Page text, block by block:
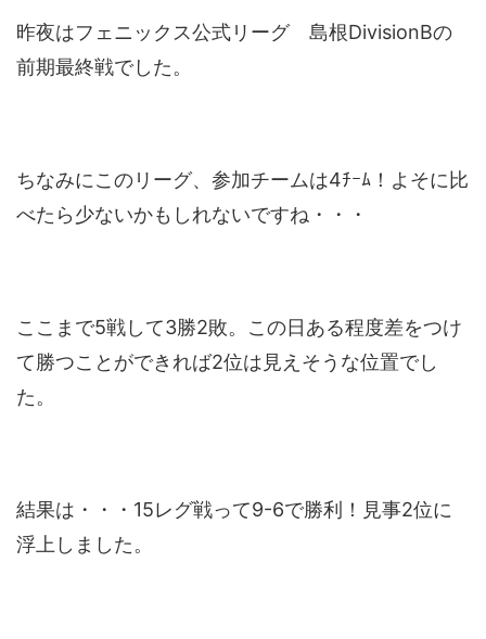
昨夜はフェニックス公式リーグ 島根DivisionBの
前期最終戦でした。
ちなみにこのリーグ、参加チームは4ﾁｰﾑ！よそに比
べたら少ないかもしれないですね・・・
ここまで5戦して3勝2敗。この日ある程度差をつけ
て勝つことができれば2位は見えそうな位置でし
た。
結果は・・・15レグ戦って9-6で勝利！見事2位に
浮上しました。